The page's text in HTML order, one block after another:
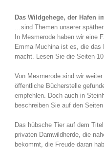
Das Wildgehege, der Hafen
…sind Themen unserer
In Mesmerode haben wir eine
Emma Muchina ist es, die das
macht. Lesen Sie die Seiten
Von Mesmerode sind wir
öffentliche Bücherstelle
empfehlen. Doch auch in
beschreiben Sie auf den
Das hübsche Tier auf dem
privaten Damwildherde, die
bekommt, die Freude daran